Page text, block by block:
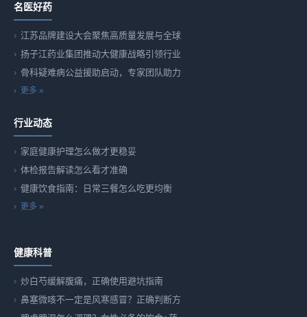
名医好药
江苏品牌建设大会聚焦高质量发展与全球
扬子江药业集团推动大健康战略引领行业
骨科疑难病公益援助启动，专家团队助力
更多 »
行业动态
家庭健康护理怎么做才更稳妥
体检报告解读怎么看才准确
健康饮食指南：日常三餐怎么吃更均衡
更多 »
健康科普
炒白芍缓解腹痛，正确使用避坑指南
鼻塞微咳不一定是风寒感冒？正确判断方